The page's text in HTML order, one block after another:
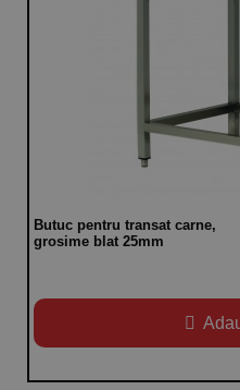
Butuc pentru transat carne,
grosime blat 25mm